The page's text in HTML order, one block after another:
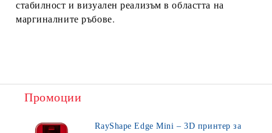
стабилност и визуален реализъм в областта на
маргиналните ръбове.
Промоции
RayShape Edge Mini – 3D принтер за